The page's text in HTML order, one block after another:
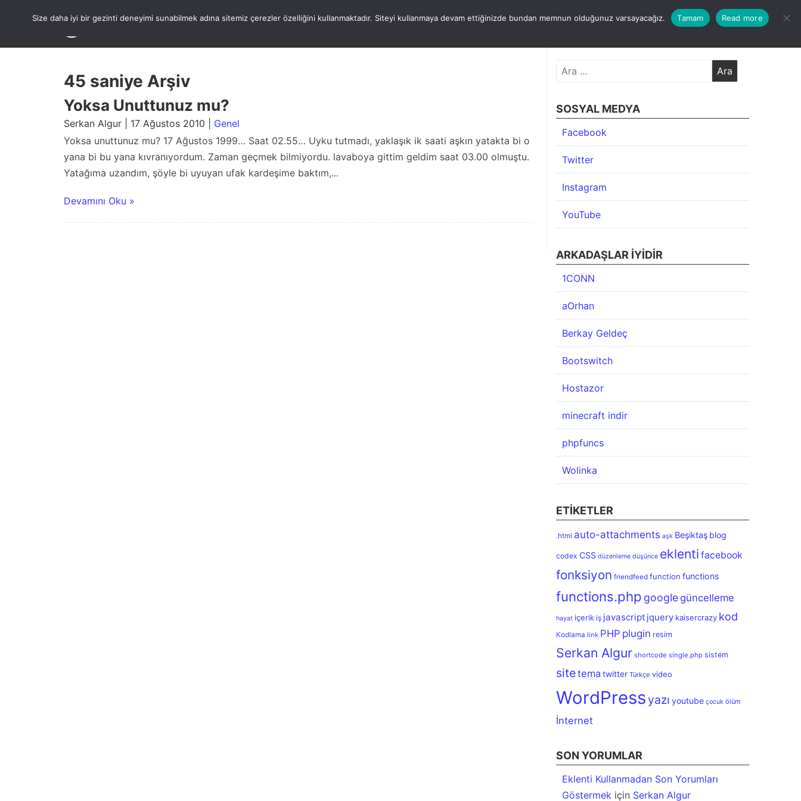
ANASAYFA WORDPRESS ATATÜRK HAKKIMDA KATEGORİLER İLETİŞİM ARŞİV
45 saniye Arşiv
Yoksa Unuttunuz mu?
Serkan Algur | 17 Ağustos 2010 | Genel
Yoksa unuttunuz mu? 17 Ağustos 1999… Saat 02.55… Uyku tutmadı, yaklaşık ik saati aşkın yatakta bi o
yana bi bu yana kıvranıyordum. Zaman geçmek bilmiyordu. lavaboya gittim geldim saat 03.00 olmuştu.
Yatağıma uzandım, şöyle bi uyuyan ufak kardeşime baktım,...
Devamını Oku »
Arama:
SOSYAL MEDYA
Facebook
Twitter
Instagram
YouTube
ARKADAŞLAR İYIDIR
1CONN
aOrhan
Berkay Geldeç
Bootswitch
Hostazor
minecraft indir
phpfuncs
Wolinka
ETIKETLER
.html auto-attachments aşk Beşiktaş blog
codex CSS düzenleme düşünce eklenti facebook
fonksiyon friendfeed function functions
functions.php googlegüncelleme
hayat içerik iş javascript jquery kaisercrazy kod
Kodlama link PHP plugin resim
Serkan Algur shortcode single.php sistem
sitetema twitter Türkçe video
WordPressyazı youtube çocuk ölüm
İnternet
SON YORUMLAR
Eklenti Kullanmadan Son Yorumları
Göstermekiçin Serkan Algur
Size daha iyi bir gezinti deneyimi sunabilmek adına sitemiz çerezler özelliğini kullanmaktadır. Siteyi kullanmaya devam ettiğinizde bundan memnun olduğunuz varsayacağız. Tamam Read more